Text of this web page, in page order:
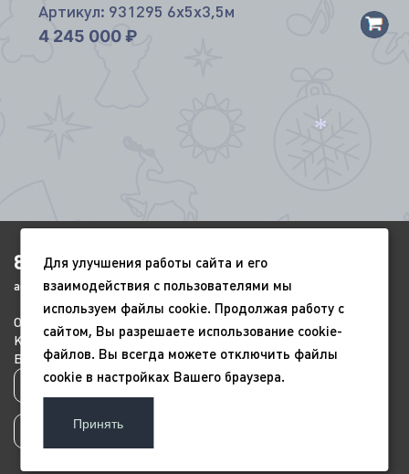
Артикул: 931295 6х5х3,5м
4 245 000 ₽
8(4852)920-450
ags-yar@mail.ru
О компании
Контакты
Новый год
9 мая
Всесезонные
Благоустройство
Политика конфиденциальности
Пользовательское соглашение
Для улучшения работы сайта и его
взаимодействия с пользователями мы
используем файлы cookie. Продолжая работу с
сайтом, Вы разрешаете использование cookie-
файлов. Вы всегда можете отключить файлы
cookie в настройках Вашего браузера.
Принять
*